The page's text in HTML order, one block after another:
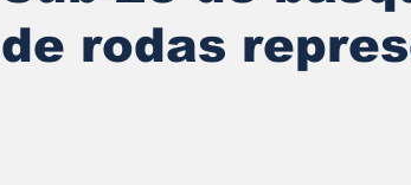
de rodas